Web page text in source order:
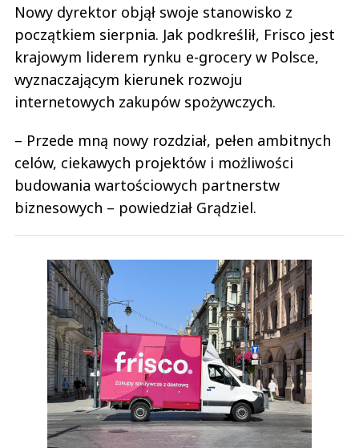
Nowy dyrektor objął swoje stanowisko z
początkiem sierpnia. Jak podkreślił, Frisco jest
krajowym liderem rynku e-grocery w Polsce,
wyznaczającym kierunek rozwoju
internetowych zakupów spożywczych.
– Przede mną nowy rozdział, pełen ambitnych
celów, ciekawych projektów i możliwości
budowania wartościowych partnerstw
biznesowych – powiedział Grądziel.